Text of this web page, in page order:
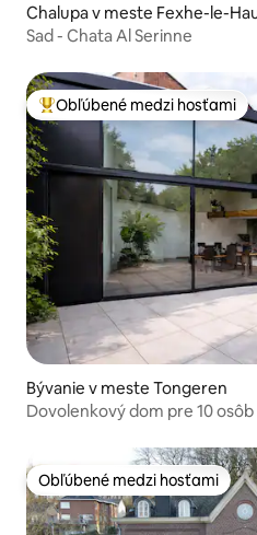
Chalupa v meste Fexhe-le-
Sad - Chata Al Serinne
Najobľúbenejšie medzi
Obľúbené medzi hosťami
Bývanie v meste Tongeren
Dovolenkový dom pre 10 osôb
Obľúbené medzi hosťami
Obľúbené medzi hosťami